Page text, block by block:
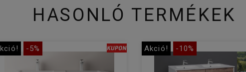
HASONLÓ TERMÉKEK
-5% Akció! -10%